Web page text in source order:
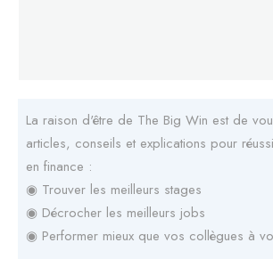
La raison d'être de The Big Win est de
articles, conseils et explications pour
en finance :
◉ Trouver les meilleurs stages
◉ Décrocher les meilleurs jobs
◉ Performer mieux que vos collègues à